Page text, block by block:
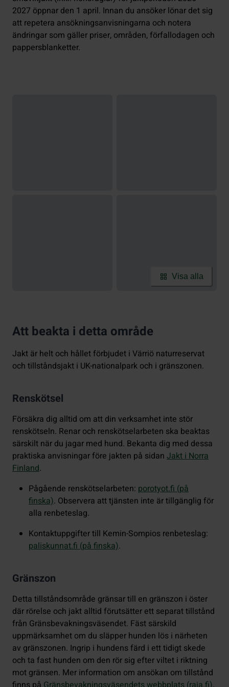
2027 öppnar den 1 april. Innan du ansöker lönar det sig
att repetera ansökningsanvisningarna och notera
ändringar som gäller priser, områden, förfallodagen och
pappersblanketter.
Visa alla
Att beakta i detta område
Jakt är helt och hållet förbjudet i Värriö naturreservat
och tillståndsjakt i UK-nationalpark och i gränszonen.
Renskötsel
Försäkra dig alltid om att din verksamhet inte stör
renskötseln. Renar och renskötselarbeten ska beaktas
särskilt när du jagar med hund. Bekanta dig med dessa
praktiska anvisningar före jakten på sidan Jakt i Norra
Finland.
Pågående renskötselarbeten: porotyot.fi (på
finska). Observera att tjänsten inte är tillgänglig för
alla renbeteslag.
Kontaktuppgifter till Kemin-Sompios renbeteslag:
paliskunnat.fi (på finska).
Gränszon
Detta tillståndsområde gränsar till en gränszon i öster
där rörelse och jakt alltid förutsätter ett separat tillstånd
från Gränsbevakningsväsendet. Fäst särskild
uppmärksamhet om du släpper hunden lös i närheten
av gränszonen. Ingrip i hundens färd i ett tidigt skede
och ta fast hunden om den rör sig efter viltet i riktning
mot gränsen. Mer information om ansökan om tillstånd